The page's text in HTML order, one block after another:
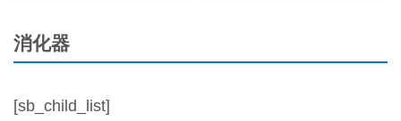
消化器
[sb_child_list]